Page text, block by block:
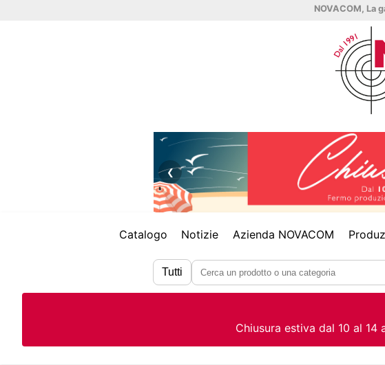
NOVACOM, La
❮
Catalogo Notizie Azienda NOVACOM
Tutti
Chiusura estiva dal 10 al